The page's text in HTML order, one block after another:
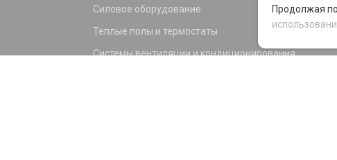
Силовое оборудование
Теплые полы и термостаты
Системы вентиляции и кондиционирования
Продолжая